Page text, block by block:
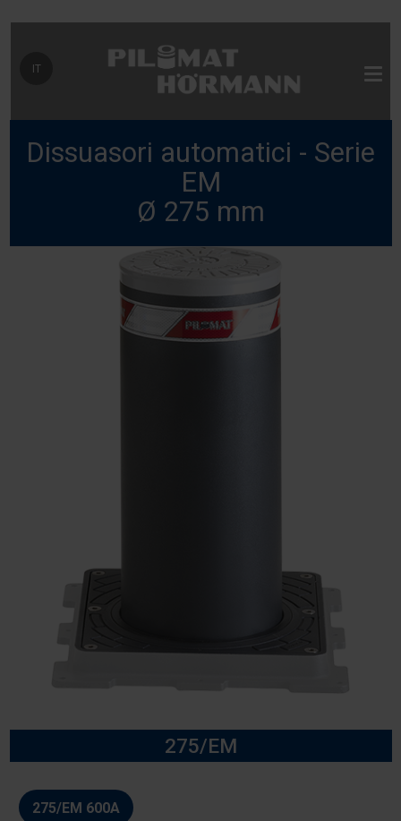
Seleziona la tua lingua
IT
Dissuasori automatici - Serie
EM
Ø 275 mm
275/EM
Modello
275/EM 600A